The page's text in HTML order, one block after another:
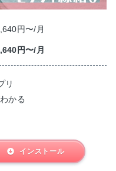
リ
かる
円〜/月
円〜/月
インストール